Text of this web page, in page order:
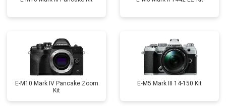
E-M10 Mark IV Pancake Zoom
Kit
E‑M5 Mark III 14-150 Kit